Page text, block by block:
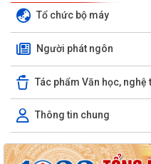
Tổ chức bộ máy
Người phát ngôn
Tác phẩm Văn học, nghệ
Thông tin chung